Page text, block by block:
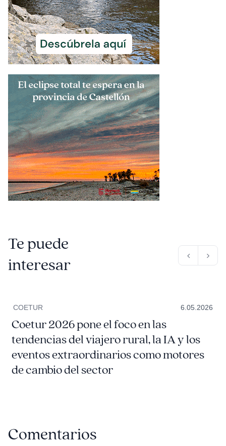
Te puede
interesar
COETUR 6.05.2026
Coetur 2026 pone el foco en las
tendencias del viajero rural, la IA y los
eventos extraordinarios como motores
de cambio del sector
Comentarios